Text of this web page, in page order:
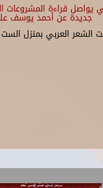
يواصل قراءة المشروعات
جديدة عن أحمد يوسف
الشعر العربي بمنزل